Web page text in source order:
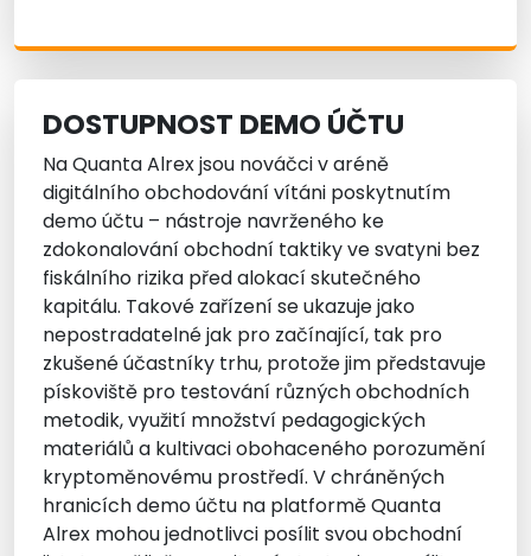
DOSTUPNOST DEMO ÚČTU
Na Quanta Alrex jsou nováčci v aréně
digitálního obchodování vítáni poskytnutím
demo účtu – nástroje navrženého ke
zdokonalování obchodní taktiky ve svatyni bez
fiskálního rizika před alokací skutečného
kapitálu. Takové zařízení se ukazuje jako
nepostradatelné jak pro začínající, tak pro
zkušené účastníky trhu, protože jim představuje
pískoviště pro testování různých obchodních
metodik, využití množství pedagogických
materiálů a kultivaci obohaceného porozumění
kryptoměnovému prostředí. V chráněných
hranicích demo účtu na platformě Quanta
Alrex mohou jednotlivci posílit svou obchodní